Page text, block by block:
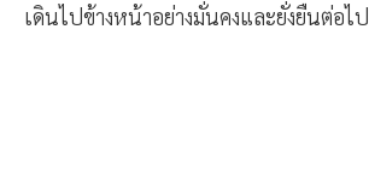
เดินไปข้างหน้าอย่างมั่นคงและยั่งยืนต่อไป